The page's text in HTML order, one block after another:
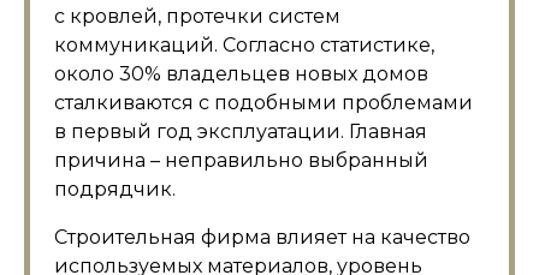
с кровлей, протечки систем
коммуникаций. Согласно статистике,
около 30% владельцев новых домов
сталкиваются с подобными проблемами
в первый год эксплуатации. Главная
причина – неправильно выбранный
подрядчик.
Строительная фирма влияет на качество
используемых материалов, уровень